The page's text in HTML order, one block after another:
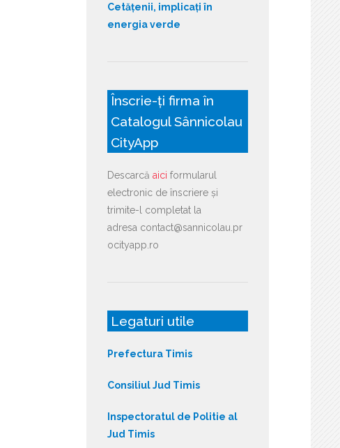
Cetățenii, implicați în
energia verde
Înscrie-ți firma în
Catalogul Sânnicolau
CityApp
Descarcă aici formularul
electronic de înscriere și
trimite-l completat la
adresa contact@sannicolau.pr
ocityapp.ro
Legaturi utile
Prefectura Timis
Consiliul Jud Timis
Inspectoratul de Politie al
Jud Timis